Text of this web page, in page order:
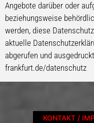
Angebote darüber oder
beziehungsweise
werden, diese
aktuelle
abgerufen und
frankfurt.de/datenschutz
KONTAKT /